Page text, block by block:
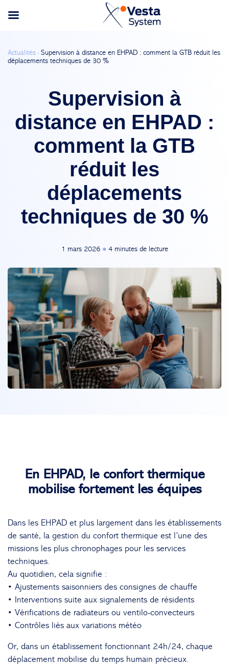
Actualités › Supervision à distance en EHPAD : comment la GTB réduit les
déplacements techniques de 30 %
Supervision à
distance en EHPAD :
comment la GTB
réduit les
déplacements
techniques de 30 %
1 mars 2026 ● 4 minutes de lecture
En EHPAD, le confort thermique
mobilise fortement les équipes
Dans les EHPAD et plus largement dans les établissements
de santé, la gestion du confort thermique est l’une des
missions les plus chronophages pour les services
techniques.
Au quotidien, cela signifie :
• Ajustements saisonniers des consignes de chauffe
• Interventions suite aux signalements de résidents
• Vérifications de radiateurs ou ventilo-convecteurs
• Contrôles liés aux variations météo
Or, dans un établissement fonctionnant 24h/24, chaque
déplacement mobilise du temps humain précieux.